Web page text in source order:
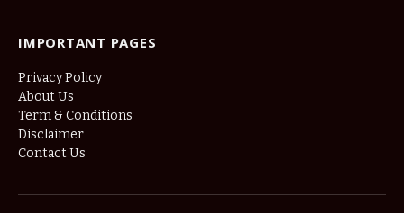
IMPORTANT PAGES
Privacy Policy
About Us
Term & Conditions
Disclaimer
Contact Us